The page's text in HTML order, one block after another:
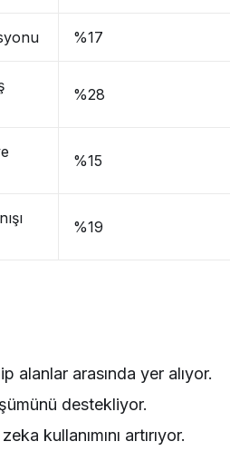
%17
%28
%15
%19
alanlar arasında yer alıyor.
destekliyor.
kullanımını artırıyor.